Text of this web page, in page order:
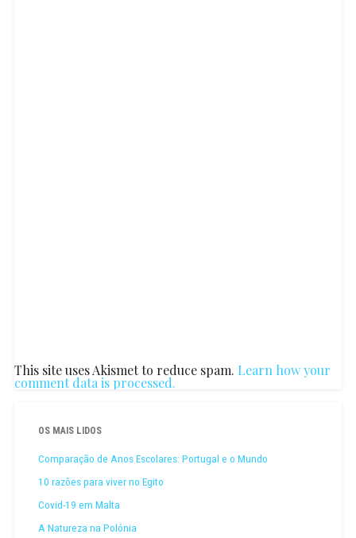
This site uses Akismet to reduce spam. Learn how your
comment data is processed.
OS MAIS LIDOS
Comparação de Anos Escolares: Portugal e o Mundo
10 razões para viver no Egito
Covid-19 em Malta
A Natureza na Polónia